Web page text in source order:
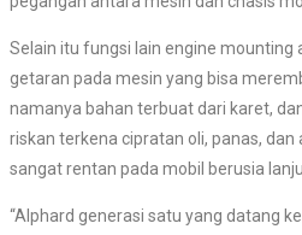
Selain itu fungsi lain engine mounting
getaran pada mesin yang bisa
namanya bahan terbuat dari karet,
riskan terkena cipratan oli, panas,
sangat rentan pada mobil berusia
“Alphard generasi satu yang datang